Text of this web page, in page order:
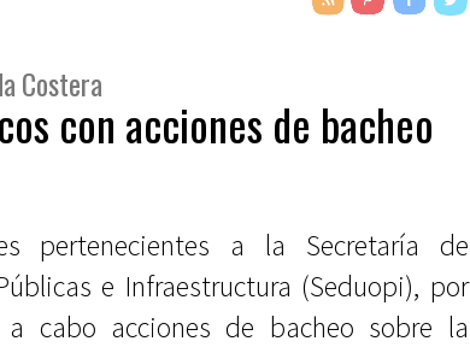
Costera
con acciones de bacheo
pertenecientes a la Secretaría de
e Infraestructura (Seduopi), por
a cabo acciones de bacheo sobre la